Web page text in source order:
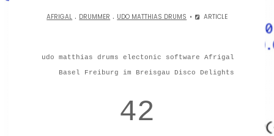
AFRIGAL . DRUMMER . UDO MATTHIAS DRUMS ARTICLE
udo matthias drums electonic software Afrigal
Basel Freiburg im Breisgau Disco Delights
42